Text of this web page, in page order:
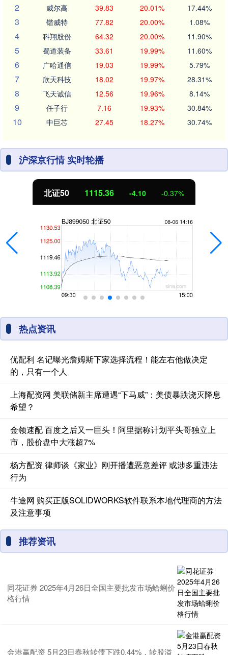
2 威尔高 39.83 20.01% 17.44%
3 锴威特 77.82 20.00% 1.08%
4 科翔股份 64.32 20.00% 11.90%
5 蜀道装备 33.61 19.99% 11.60%
6 广哈通信 19.03 19.99% 5.79%
7 欣天科技 18.02 19.97% 28.31%
8 飞天诚信 12.56 19.96% 8.14%
9 任子行 7.16 19.93% 30.84%
10 中巨芯 27.45 18.27% 30.74%
沪深京行情 实时轮播
北证50 1115.36 -4.10 -0.37%
热点资讯
优配利 名记曝光詹姆斯下家选择流程！能左右他做决定
的，只有一个人
上海配资网 美联储新主席遭遇“下马威”：美债暴跌浇灭降息
希望？
金领速配 百度之后又一巨头！阿里据称计划平头哥独立上
市，股价盘中大涨超7%
杨方配资 律师谈《家业》刚开播遭恶意差评 或涉多重违法
行为
牛途网 购买正版SOLIDWORKS软件联系本地代理商的方法
及注意事项
推荐资讯
同花证券 2025年4月26日全国主要批发市场蛤蜊价
格行情
金港赢配资 5月23日春秋转债下跌0.44%，转股溢